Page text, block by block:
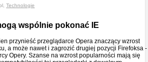
Technologie
wspólnie pokonać IE
przynieść przeglądarce Opera znaczący wzrost
a może nawet i zagrozić drugiej pozycji Firefoksa -
Opery. Szanse na wzrost popularności mają się